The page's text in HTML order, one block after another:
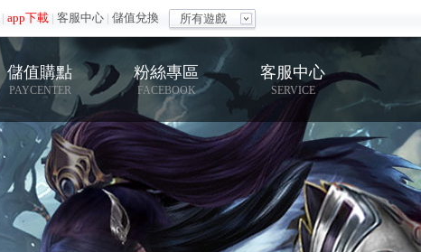
所有遊戲
| app下載 | 客服中心 | 儲值兌換
儲值購點
PAYCENTER
粉絲專區
FACEBOOK
客服中心
SERVICE